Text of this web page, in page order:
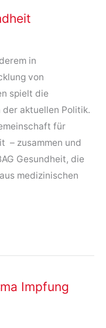
in
von
spielt die
aktuellen Politik.
für
– zusammen und
Gesundheit, die
medizinischen
Impfung